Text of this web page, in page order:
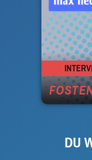
DU